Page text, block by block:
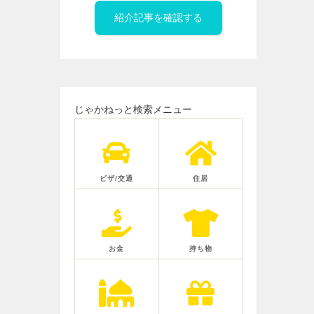
紹介記事を確認する
じゃかねっと検索メニュー
ビザ/交通 住居
お金 持ち物